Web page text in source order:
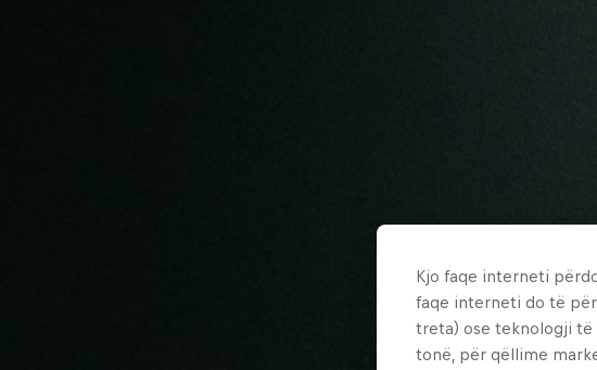
Kjo faqe interneti
faqe interneti do të
treta) ose teknologji të
tonë, për qëllime